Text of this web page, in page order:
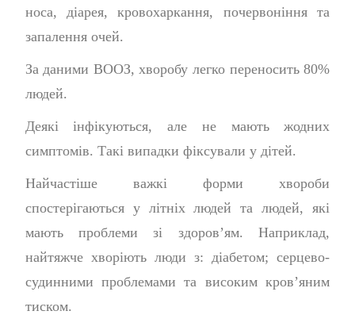
носа, діарея, кровохаркання, почервоніння та
запалення очей.
За даними ВООЗ, хворобу легко переносить 80%
людей.
Деякі інфікуються, але не мають жодних
симптомів. Такі випадки фіксували у дітей.
Найчастіше важкі форми хвороби
спостерігаються у літніх людей та людей, які
мають проблеми зі здоров’ям. Наприклад,
найтяжче хворіють люди з: діабетом; серцево-
судинними проблемами та високим кров’яним
тиском.